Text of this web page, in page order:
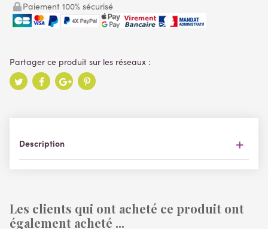
Paiement 100% sécurisé
Description
Les clients qui ont acheté ce produit ont
également acheté ...